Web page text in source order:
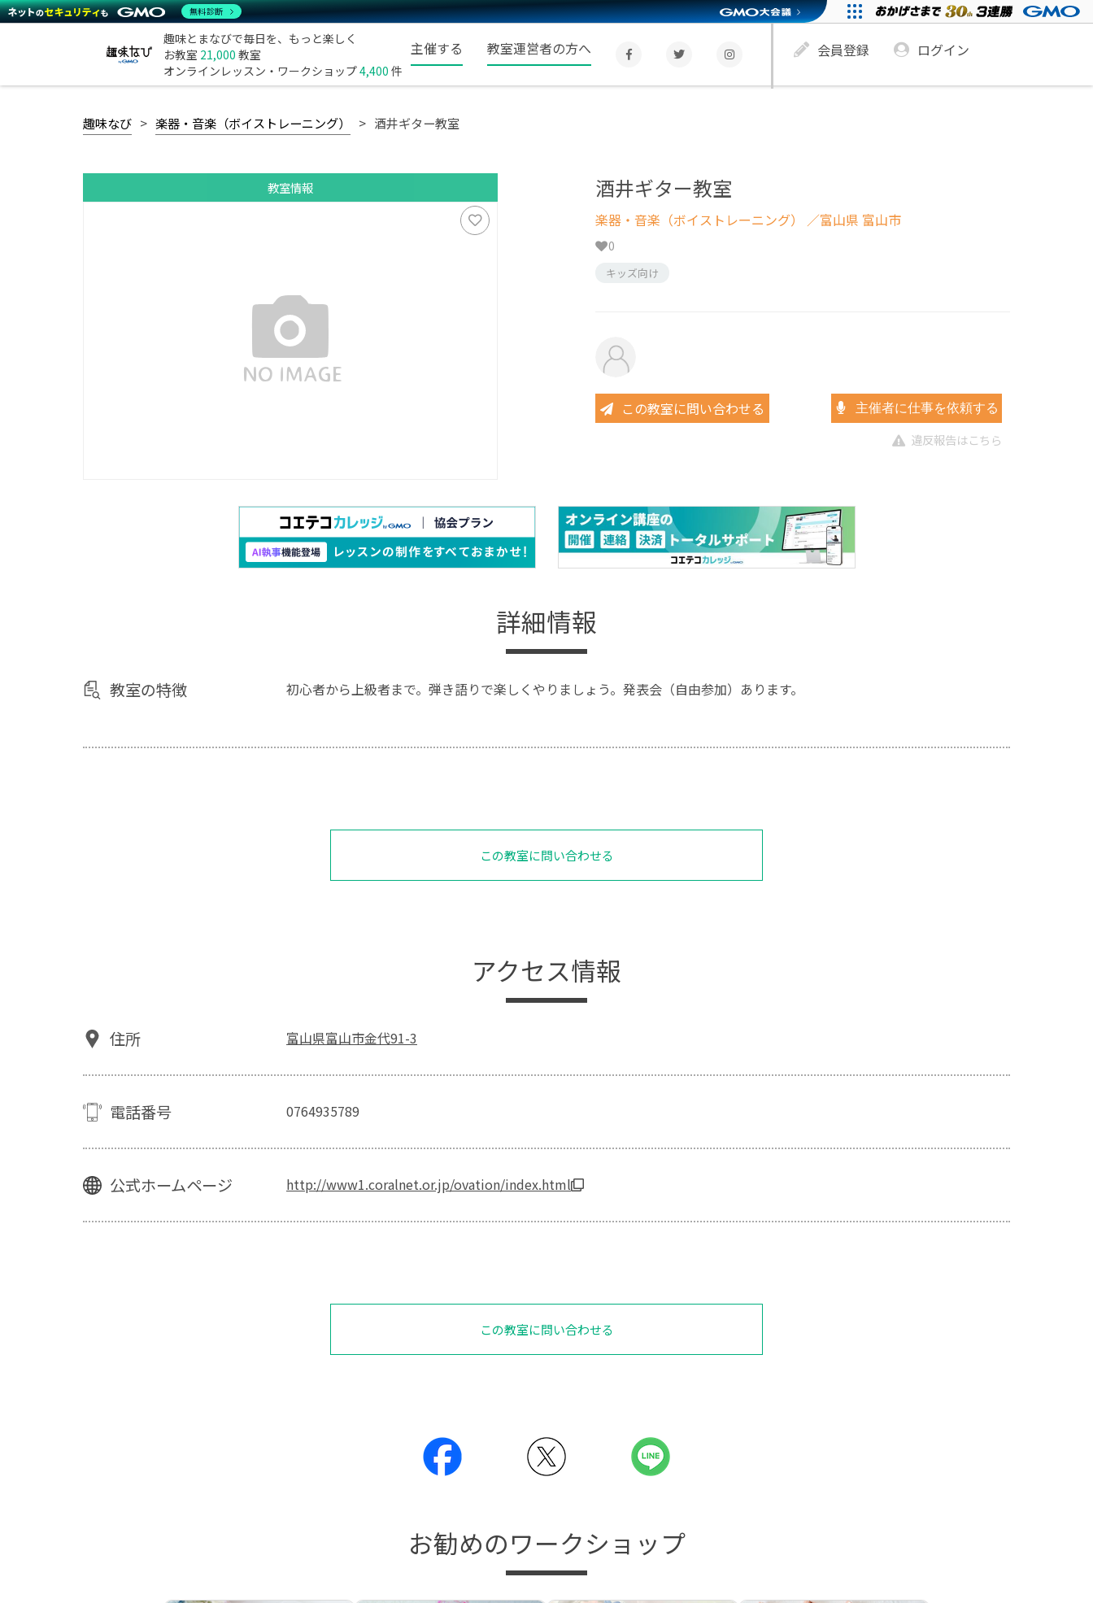
趣味とまなびで毎日を、もっと楽しく
お教室 21,000 教室
オンラインレッスン・ワークショップ4,400 件
主催する 教室運営者の方へ 会員登録 ログイン
趣味なび 楽器・音楽（ボイストレーニング） 酒井ギター教室
教室情報 酒井ギター教室
楽器・音楽（ボイストレーニング） ／富山県 富山市
0
キッズ向け
この教室に問い合わせる 主催者に仕事を依頼する
違反報告はこちら
詳細情報
教室の特徴 初心者から上級者まで。弾き語りで楽しくやりましょう。発表会（自由参加）あります。
この教室に問い合わせる
アクセス情報
住所 富山県富山市金代91-3
電話番号 0764935789
公式ホームページ http://www1.coralnet.or.jp/ovation/index.html
この教室に問い合わせる
お勧めのワークショップ
無料診断